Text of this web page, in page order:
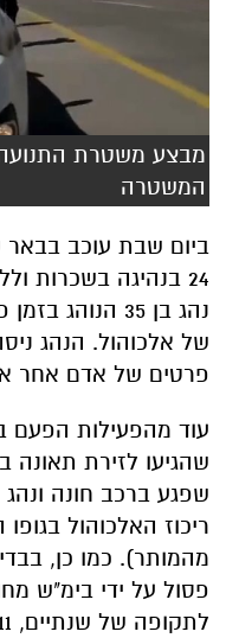
מבצע משטרת התנועה
המשטרה
ביום שבת עוכב
24 בנהיגה בשכרות
של אלכוהול. הנהג
פרטים של אדם אחר
עוד מהפעילות הפעם
שהגיעו לזירת תאונה
שפגע ברכב חונה
מהמותר). כמו כן,